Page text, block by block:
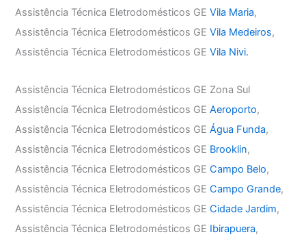
Assistência Técnica Eletrodomésticos GEVila Maria,
Assistência Técnica Eletrodomésticos GEVila Medeiros,
Assistência Técnica Eletrodomésticos GEVila Nivi.
Assistência Técnica Eletrodomésticos GE Zona Sul
Assistência Técnica Eletrodomésticos GEAeroporto,
Assistência Técnica Eletrodomésticos GEÁgua Funda,
Assistência Técnica Eletrodomésticos GE Brooklin,
Assistência Técnica Eletrodomésticos GECampo Belo,
Assistência Técnica Eletrodomésticos GECampo Grande,
Assistência Técnica Eletrodomésticos GECidade Jardim,
Assistência Técnica Eletrodomésticos GE Ibirapuera,